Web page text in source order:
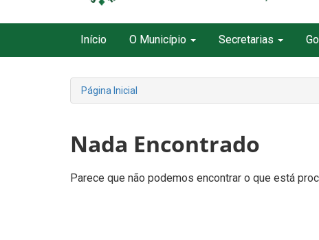
Início O Município Secretarias
Página Inicial
Nada Encontrado
Parece que não podemos encontrar o que está